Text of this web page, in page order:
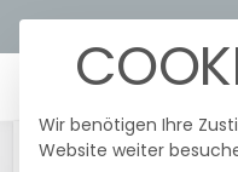
Wir benötigen Ihre
Website weiter